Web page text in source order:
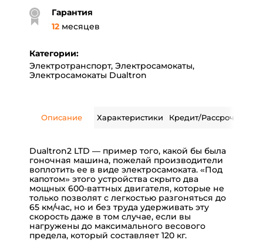
Гарантия
12 месяцев
Категории:
Электротранспорт, Электросамокаты,
Электросамокаты Dualtron
Описание Характеристики Кредит/Рассрочка
Dualtron2 LTD — пример того, какой бы была
гоночная машина, пожелай производители
воплотить ее в виде электросамоката. «Под
капотом» этого устройства скрыто два
мощных 600-ваттных двигателя, которые не
только позволят с легкостью разгоняться до
65 км/час, но и без труда удерживать эту
скорость даже в том случае, если вы
нагружены до максимального весового
предела, который составляет 120 кг.